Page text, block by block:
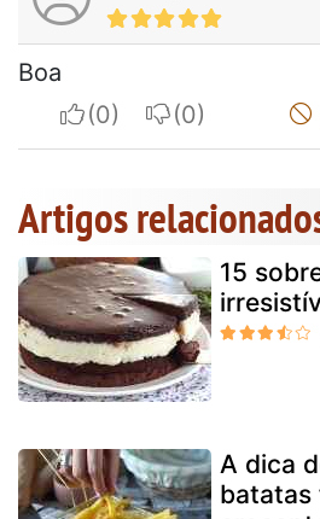
Boa
I apreciateI do not
Artigos
15
A dica
batatas